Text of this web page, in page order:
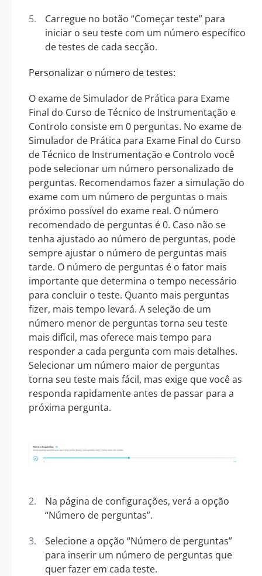
Carregue no botão “Começar teste” para
iniciar o seu teste com um número específico
de testes de cada secção.
Personalizar o número de testes:
O exame de Simulador de Prática para Exame
Final do Curso de Técnico de Instrumentação e
Controlo consiste em 0 perguntas. No exame de
Simulador de Prática para Exame Final do Curso
de Técnico de Instrumentação e Controlo você
pode selecionar um número personalizado de
perguntas. Recomendamos fazer a simulação do
exame com um número de perguntas o mais
próximo possível do exame real. O número
recomendado de perguntas é 0. Caso não se
tenha ajustado ao número de perguntas, pode
sempre ajustar o número de perguntas mais
tarde. O número de perguntas é o fator mais
importante que determina o tempo necessário
para concluir o teste. Quanto mais perguntas
fizer, mais tempo levará. A seleção de um
número menor de perguntas torna seu teste
mais difícil, mas oferece mais tempo para
responder a cada pergunta com mais detalhes.
Selecionar um número maior de perguntas
torna seu teste mais fácil, mas exige que você as
responda rapidamente antes de passar para a
próxima pergunta.
Na página de configurações, verá a opção
“Número de perguntas”.
Selecione a opção “Número de perguntas”
para inserir um número de perguntas que
quer fazer em cada teste.